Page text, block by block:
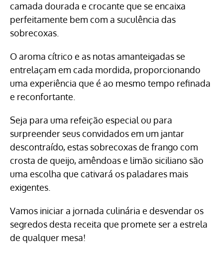
camada dourada e crocante que se encaixa
perfeitamente bem com a suculência das
sobrecoxas.
O aroma cítrico e as notas amanteigadas se
entrelaçam em cada mordida, proporcionando
uma experiência que é ao mesmo tempo refinada
e reconfortante.
Seja para uma refeição especial ou para
surpreender seus convidados em um jantar
descontraído, estas sobrecoxas de frango com
crosta de queijo, amêndoas e limão siciliano são
uma escolha que cativará os paladares mais
exigentes.
Vamos iniciar a jornada culinária e desvendar os
segredos desta receita que promete ser a estrela
de qualquer mesa!